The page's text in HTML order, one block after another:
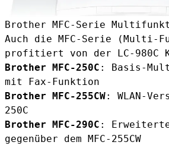
Brother MFC-Serie
Auch die MFC-Serie (Multi-
profitiert von der LC-980C
Brother MFC-250C : Basis-
mit Fax-Funktion
Brother MFC-255CW: WLAN-
250C
Brother MFC-290C :
gegenüber dem MFC-255CW